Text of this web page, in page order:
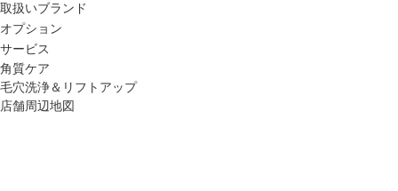
取扱いブランド
オプション
サービス
角質ケア
毛穴洗浄＆リフトアップ
店舗周辺地図